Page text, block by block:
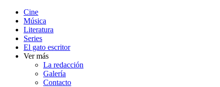
Cine
Música
Literatura
Series
El gato escritor
Ver más
La redacción
Galería
Contacto